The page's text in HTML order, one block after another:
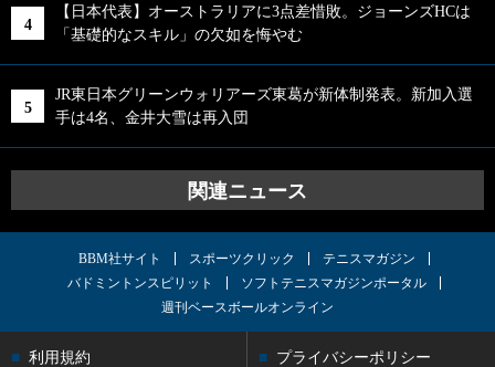
【日本代表】オーストラリアに3点差惜敗。ジョーンズHCは
「基礎的なスキル」の欠如を悔やむ
JR東日本グリーンウォリアーズ東葛が新体制発表。新加入選
手は4名、金井大雪は再入団
関連ニュース
BBM社サイト スポーツクリック
テニスマガジン
バドミントンスピリット
ソフトテニスマガジンポータル
週刊ベースボールオンライン
利用規約 プライバシーポリシー